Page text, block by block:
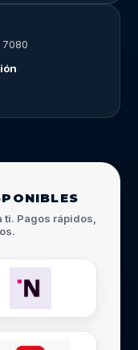
ti. Pagos rápidos,